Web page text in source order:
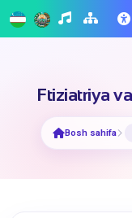
Ftiziatriya
Bosh sahifa